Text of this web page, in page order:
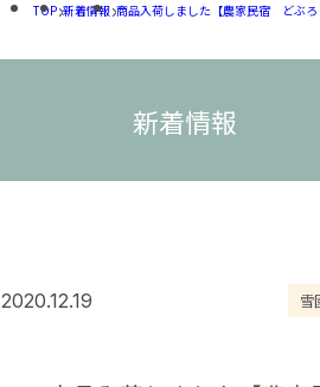
TOP 新着情報 商品入荷しました【農家民宿 どぶろ
新着情報
2020.12.19 雪